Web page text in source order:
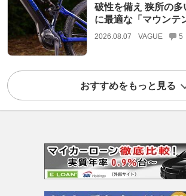
破性を備え 狭所の
に最適な「マウンテ
2026.08.07 VAGUE 5
おすすめをもっと見る